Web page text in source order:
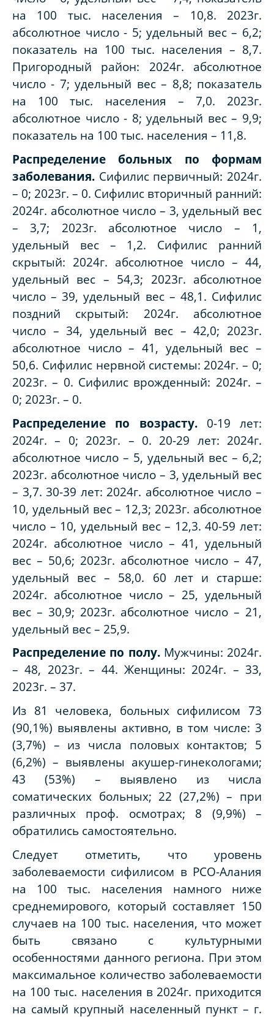
на 100 тыс. населения – 10,8. 2023г.
абсолютное число - 5; удельный вес – 6,2;
показатель на 100 тыс. населения – 8,7.
Пригородный район: 2024г. абсолютное
число - 7; удельный вес – 8,8; показатель
на 100 тыс. населения – 7,0. 2023г.
абсолютное число - 8; удельный вес – 9,9;
показатель на 100 тыс. населения – 11,8.
Распределение больных по формам
заболевания. Сифилис первичный: 2024г.
– 0; 2023г. – 0. Сифилис вторичный ранний:
2024г. абсолютное число – 3, удельный вес
– 3,7; 2023г. абсолютное число – 1,
удельный вес – 1,2. Сифилис ранний
скрытый: 2024г. абсолютное число – 44,
удельный вес – 54,3; 2023г. абсолютное
число – 39, удельный вес – 48,1. Сифилис
поздний скрытый: 2024г. абсолютное
число – 34, удельный вес – 42,0; 2023г.
абсолютное число – 41, удельный вес –
50,6. Сифилис нервной системы: 2024г. – 0;
2023г. – 0. Сифилис врожденный: 2024г. –
0; 2023г. – 0.
Распределение по возрасту. 0-19 лет:
2024г. – 0; 2023г. – 0. 20-29 лет: 2024г.
абсолютное число – 5, удельный вес – 6,2;
2023г. абсолютное число – 3, удельный вес
– 3,7. 30-39 лет: 2024г. абсолютное число –
10, удельный вес – 12,3; 2023г. абсолютное
число – 10, удельный вес – 12,3. 40-59 лет:
2024г. абсолютное число – 41, удельный
вес – 50,6; 2023г. абсолютное число – 47,
удельный вес – 58,0. 60 лет и старше:
2024г. абсолютное число – 25, удельный
вес – 30,9; 2023г. абсолютное число – 21,
удельный вес – 25,9.
Распределение по полу. Мужчины: 2024г.
– 48, 2023г. – 44. Женщины: 2024г. – 33,
2023г. – 37.
Из 81 человека, больных сифилисом 73
(90,1%) выявлены активно, в том числе: 3
(3,7%) – из числа половых контактов; 5
(6,2%) – выявлены акушер-гинекологами;
43 (53%) – выявлено из числа
соматических больных; 22 (27,2%) – при
различных проф. осмотрах; 8 (9,9%) –
обратились самостоятельно.
Следует отметить, что уровень
заболеваемости сифилисом в РСО-Алания
на 100 тыс. населения намного ниже
среднемирового, который составляет 150
случаев на 100 тыс. населения, что может
быть связано с культурными
особенностями данного региона. При этом
максимальное количество заболеваемости
на 100 тыс. населения в 2024г. приходится
на самый крупный населенный пункт – г.